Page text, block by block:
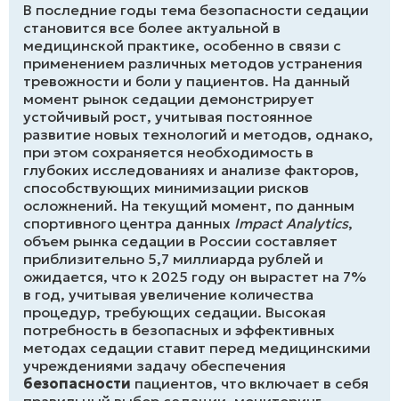
В последние годы тема безопасности седации
становится все более актуальной в
медицинской практике, особенно в связи с
применением различных методов устранения
тревожности и боли у пациентов. На данный
момент рынок седации демонстрирует
устойчивый рост, учитывая постоянное
развитие новых технологий и методов, однако,
при этом сохраняется необходимость в
глубоких исследованиях и анализе факторов,
способствующих минимизации рисков
осложнений. На текущий момент, по данным
спортивного центра данных Impact Analytics,
объем рынка седации в России составляет
приблизительно 5,7 миллиарда рублей и
ожидается, что к 2025 году он вырастет на 7%
в год, учитывая увеличение количества
процедур, требующих седации. Высокая
потребность в безопасных и эффективных
методах седации ставит перед медицинскими
учреждениями задачу обеспечения
безопасности пациентов, что включает в себя